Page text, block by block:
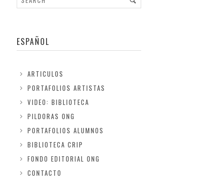
ESPAÑOL
ARTICULOS
PORTAFOLIOS ARTISTAS
VIDEO: BIBLIOTECA
PILDORAS ONG
PORTAFOLIOS ALUMNOS
BIBLIOTECA CRIP
FONDO EDITORIAL ONG
CONTACTO